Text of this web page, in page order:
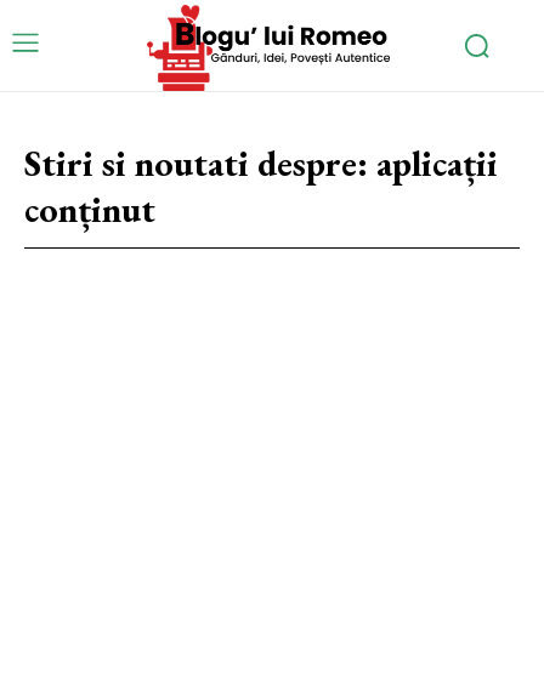
Stiri si noutati despre: aplicații
conținut